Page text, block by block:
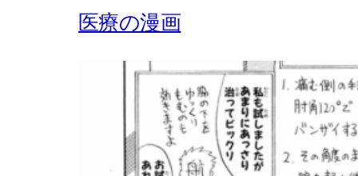
医療の漫画